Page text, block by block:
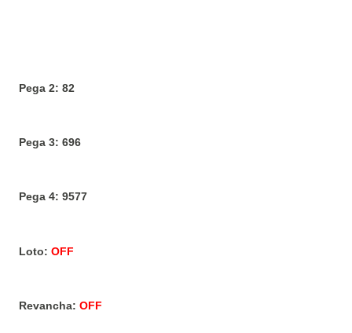
Pega 2: 82
Pega 3: 696
Pega 4: 9577
Loto: OFF
Revancha: OFF